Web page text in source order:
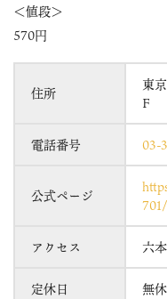
＜値段＞
570円
住所
東
F
電話番号 03-
公式ページ
アクセス 六
定休日 無休